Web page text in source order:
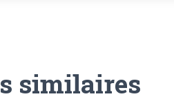
similaires